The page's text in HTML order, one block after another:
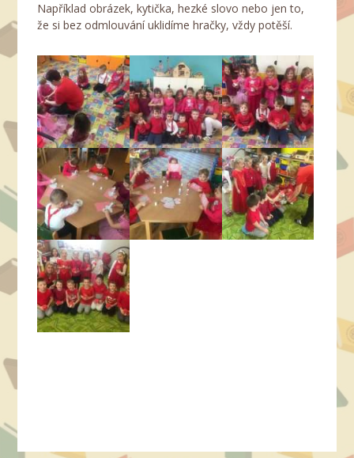
Například obrázek, kytička, hezké slovo nebo jen to,
že si bez odmlouvání uklidíme hračky, vždy potěší.